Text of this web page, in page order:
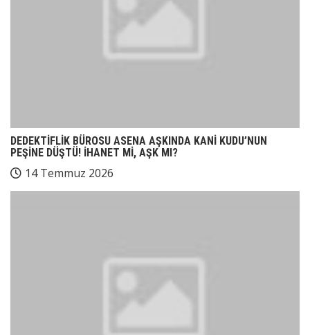
DEDEKTİFLİK BÜROSU ASENA AŞKINDA KANİ KUDU’NUN
PEŞİNE DÜŞTÜ! İHANET Mİ, AŞK MI?
14 Temmuz 2026